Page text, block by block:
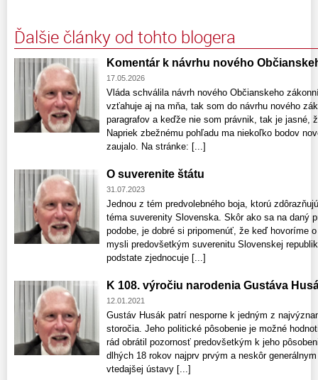
Ďalšie články od tohto blogera
Komentár k návrhu nového
17.05.2026
Vláda schválila návrh nového Občianskeho
vzťahuje aj na mňa, tak som do návrhu nového
paragrafov a keďže nie som právnik, tak je jasné,
Napriek zbežnému pohľadu ma niekoľko bodov
zaujalo. Na stránke: [...]
O suverenite štátu
31.07.2023
Jednou z tém predvolebného boja, ktorú
téma suverenity Slovenska. Skôr ako sa na daný
podobe, je dobré si pripomenúť, že keď hovoríme
mysli predovšetkým suverenitu Slovenskej
podstate zjednocuje [...]
K 108. výročiu narodenia Gustáva
12.01.2021
Gustáv Husák patrí nesporne k jedným z
storočia. Jeho politické pôsobenie je možné
rád obrátil pozornosť predovšetkým k jeho
dlhých 18 rokov najprv prvým a neskôr
vtedajšej ústavy [...]